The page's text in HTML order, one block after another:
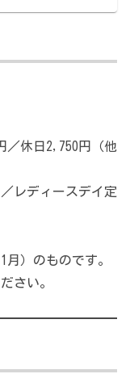
／休日2,750円（他
レディースデイ定
）のものです。
さい。